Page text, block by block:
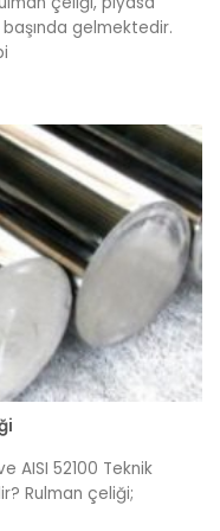
gelmektedir.
AISI 52100 Teknik
Rulman çeliği;